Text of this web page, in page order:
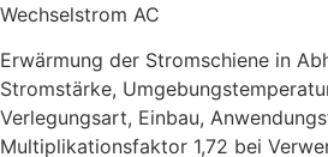
Wechselstrom AC
Erwärmung der Stromschiene in
Stromstärke,
Verlegungsart, Einbau,
Multiplikationsfaktor 1,72 bei